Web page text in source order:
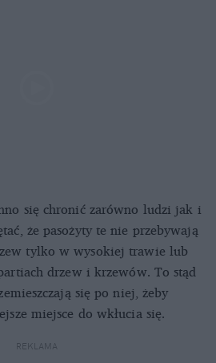
się chronić zarówno ludzi jak i
że pasożyty te nie przebywają
tylko w wysokiej trawie lub
drzew i krzewów. To stąd
się po niej, żeby
miejsce do wkłucia się.
REKLAMA